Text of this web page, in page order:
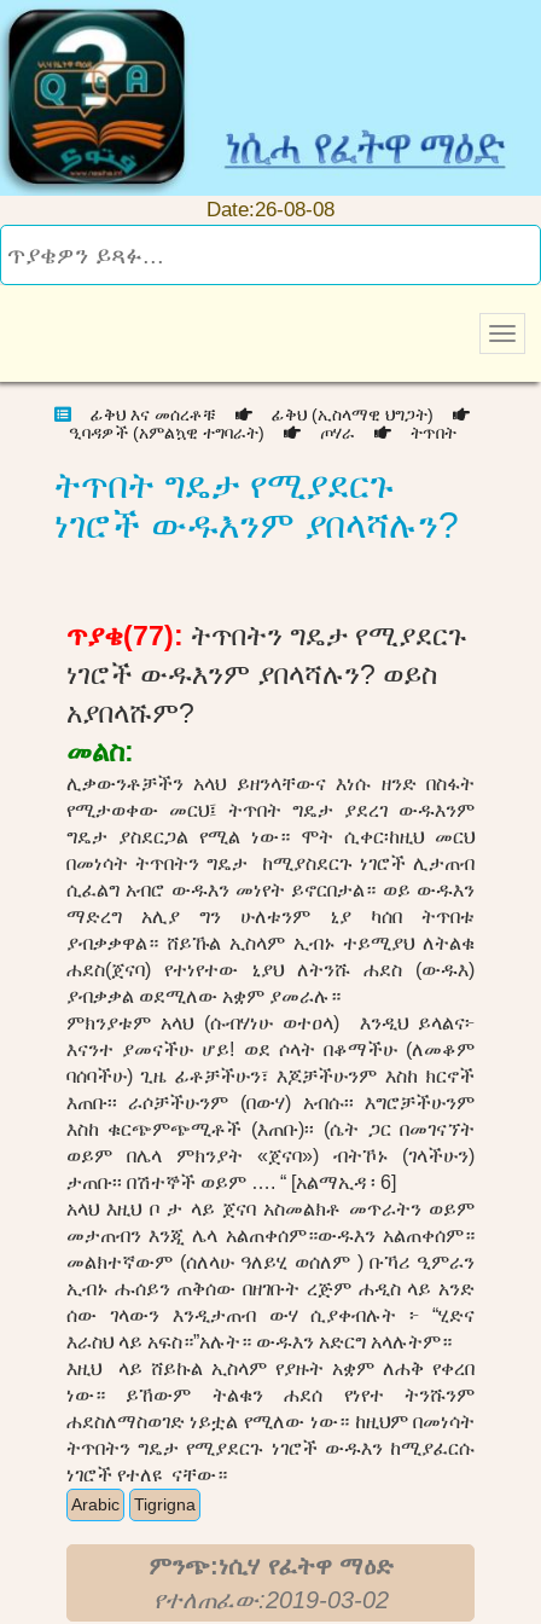
Date:26-08-08
ፊቅህ እና መሰረቶቹ
ፊቅህ (ኢስላማዊ ህግጋት)
ዒባዳዎች (አምልኳዊ ተግባራት)
ጦሃራ ትጥበት
ትጥበት ግዴታ የሚያደርጉ
ነገሮች ውዱእንም ያበላሻሉን?
ጥያቄ(77): ትጥበትን ግዴታ የሚያደርጉ
ነገሮች ውዱእንም ያበላሻሉን? ወይስ
አያበላሹም?
መልስ:
ሊቃውንቶቻችን አላህ ይዘንላቸውና እነሱ ዘንድ በስፋት
የሚታወቀው መርህ፤ ትጥበት ግዴታ ያደረገ ውዱእንም
ግዴታ ያስደርጋል የሚል ነው። ሞት ሲቀር፡ከዚህ መርህ
በመነሳት ትጥበትን ግዴታ ከሚያስደርጉ ነገሮች ሊታጠብ
ሲፈልግ አብሮ ውዱእን መነየት ይኖርበታል። ወይ ውዱእን
ማድረግ አሊያ ግን ሁለቱንም ኒያ ካሰበ ትጥበቱ
ያብቃቃዋል። ሸይኹል ኢስላም ኢብኑ ተይሚያህ ለትልቁ
ሐደስ(ጀናባ) የተነየተው ኒያህ ለትንሹ ሐደስ (ውዱእ)
ያብቃቃል ወደሚለው አቋም ያመራሉ።
ምክንያቱም አላህ (ሱብሃነሁ ወተዐላ) እንዲህ ይላልና፦
እናንተ ያመናችሁ ሆይ! ወደ ሶላት በቆማችሁ (ለመቆም
ባሰባችሁ) ጊዜ ፊቶቻችሁን፣ እጆቻችሁንም እስከ ክርኖች
እጠቡ፡፡ ራሶቻችሁንም (በውሃ) አብሱ፡፡ እግሮቻችሁንም
እስከ ቁርጭምጭሚቶች (እጠቡ)፡፡ (ሴት ጋር በመገናኘት
ወይም በሌላ ምክንያት «ጀናባ») ብትኾኑ (ገላችሁን)
ታጠቡ፡፡ በሽተኞች ወይም …. “ [አልማኢዳ ፡ 6]
አላህ እዚህ ቦ ታ ላይ ጀናባ አስመልክቶ መጥራትን ወይም
መታጠብን እንጂ ሌላ አልጠቀሰም።ውዱእን አልጠቀሰም።
መልክተኛውም (ሰለላሁ ዓለይሂ ወሰለም ) ቡኻሪ ዒምራን
ኢብኑ ሑሰይን ጠቅሰው በዘገቡት ረጅም ሐዲስ ላይ አንድ
ሰው ገላውን እንዲታጠብ ውሃ ሲያቀብሉት ፦ “ሂድና
እራስህ ላይ አፍስ።”አሉት። ውዱእን አድርግ አላሉትም።
እዚህ ላይ ሸይኩል ኢስላም የያዙት አቋም ለሐቅ የቀረበ
ነው። ይኸውም ትልቁን ሐደሰ የነየተ ትንሹንም
ሐደስለማስወገድ ነይቷል የሚለው ነው። ከዚህም በመነሳት
ትጥበትን ግዴታ የሚያደርጉ ነገሮች ውዱእን ከሚያፈርሱ
ነገሮች የተለዩ ናቸው።
Arabic Tigrigna
ምንጭ:ነሲሃ የፈትዋ ማዕድ
የተለጠፈው:2019-03-02